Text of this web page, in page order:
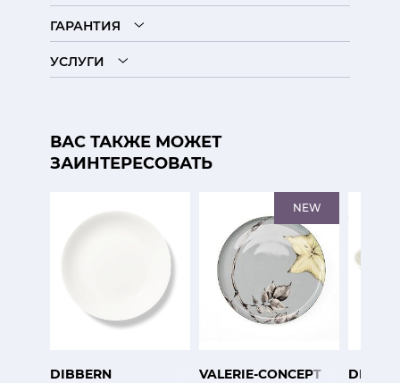
ГАРАНТИЯ
УСЛУГИ
ВАС ТАКЖЕ МОЖЕТ
ЗАИНТЕРЕСОВАТЬ
DIBBERN
NEW
VALERIE-CONCEPT